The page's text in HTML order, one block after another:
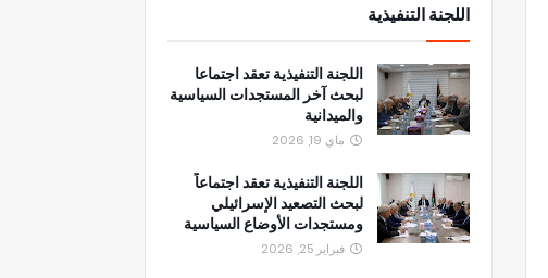
اللجنة التنفيذية
اللجنة التنفيذية تعقد اجتماعا
لبحث آخر المستجدات السياسية
والميدانية
ماي 19, 2026
اللجنة التنفيذية تعقد اجتماعاً
لبحث التصعيد الإسرائيلي
ومستجدات الأوضاع السياسية
فبراير 25, 2026